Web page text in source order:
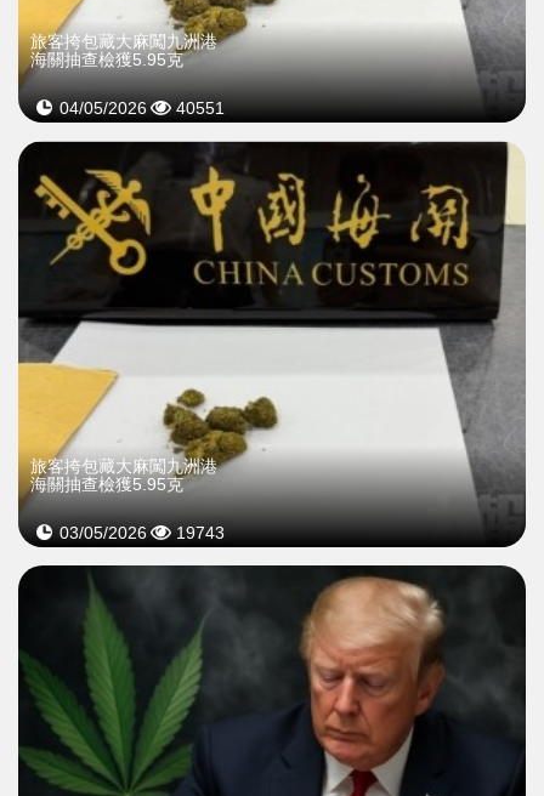
旅客挎包藏大麻闖九洲港
海關抽查檢獲5.95克
04/05/2026 40551
旅客挎包藏大麻闖九洲港
海關抽查檢獲5.95克
03/05/2026 19743